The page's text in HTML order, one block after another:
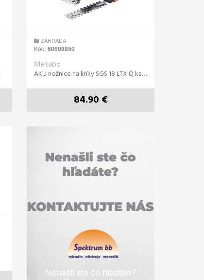
ZÁHRADA
Kód:60609850
Metabo
AKU nožnice na kríky SGS 18 LTX Q karton
84.90 €
Nenašli ste čo hľadáte?